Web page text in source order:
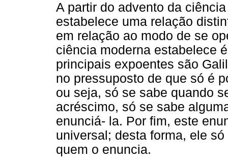
A partir do advento da
estabelece uma relação
em relação ao modo de se
ciência moderna estabelece
principais expoentes são
no pressuposto de que só é
ou seja, só se sabe quando
acréscimo, só se sabe
enunciá- la. Por fim, este
universal; desta forma, ele
quem o enuncia.